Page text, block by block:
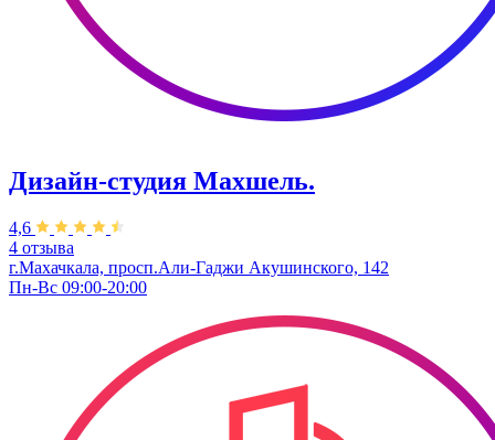
Дизайн-студия Махшель.
4,6
4 отзыва
г.Махачкала, просп.Али-Гаджи Акушинского, 142
Пн-Вс 09:00-20:00